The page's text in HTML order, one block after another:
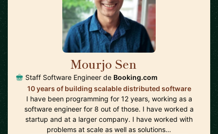
Mourjo Sen
Staff Software Engineer de Booking.com
10 years of building scalable distributed software
I have been programming for 12 years, working as a
software engineer for 8 out of those. I have worked a
startup and at a larger company. I have worked with
problems at scale as well as solutions…